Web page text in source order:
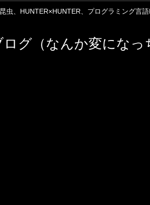
虫、HUNTER×HUNTER、プログラミング言
グ（なんか変になっ